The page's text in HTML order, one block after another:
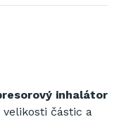
inhalátor
velikosti částic a